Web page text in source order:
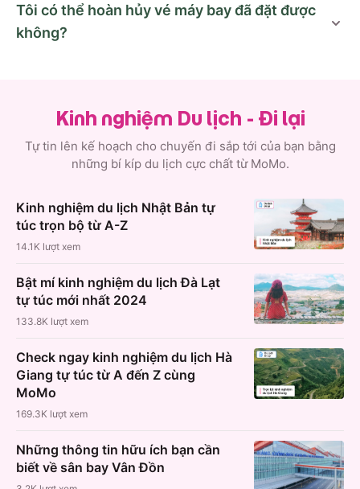
Tôi có thể hoàn hủy vé máy bay đã đặt được
không?
Kinh nghiệm Du lịch - Đi lại
Tự tin lên kế hoạch cho chuyến đi sắp tới của bạn bằng
những bí kíp du lịch cực chất từ MoMo.
Kinh nghiệm du lịch Nhật Bản tự
túc trọn bộ từ A-Z
14.1K lượt xem
Bật mí kinh nghiệm du lịch Đà Lạt
tự túc mới nhất 2024
133.8K lượt xem
Check ngay kinh nghiệm du lịch Hà
Giang tự túc từ A đến Z cùng
MoMo
169.3K lượt xem
Những thông tin hữu ích bạn cần
biết về sân bay Vân Đồn